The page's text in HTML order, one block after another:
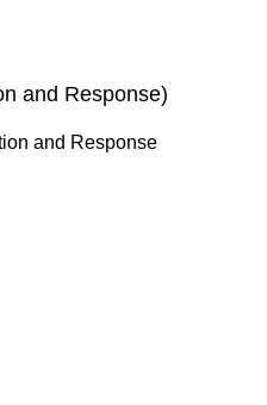
and Response)
and Response